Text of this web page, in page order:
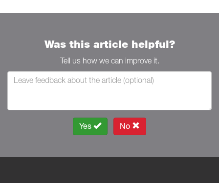
Was this article helpful?
Tell us how we can improve it.
Yes No